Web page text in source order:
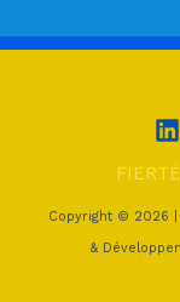
Copyright © 2026
&